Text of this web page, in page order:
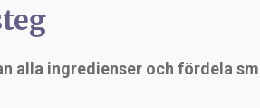
alla ingredienser och fördela